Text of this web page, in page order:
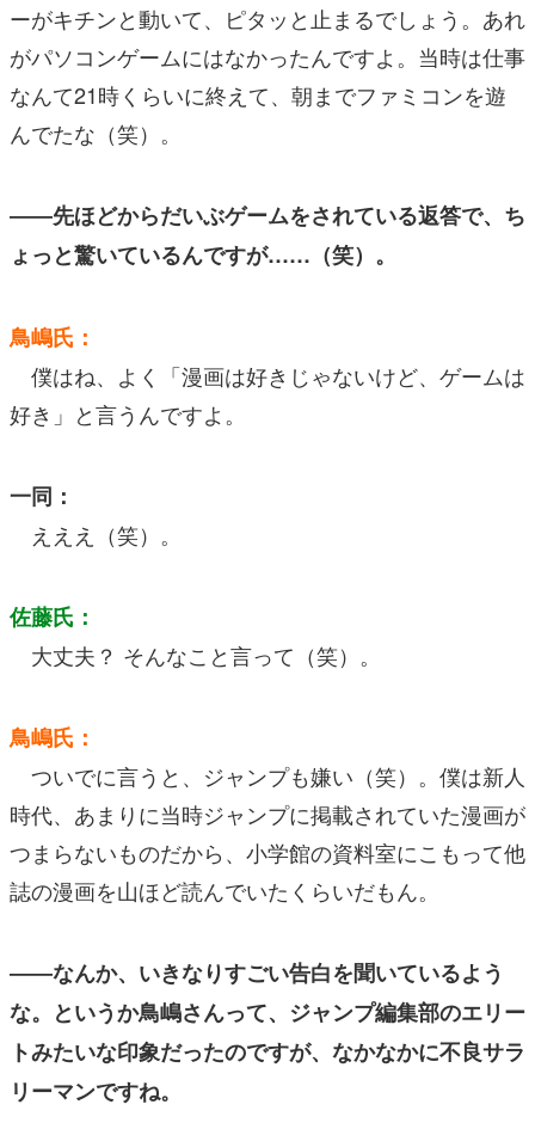
ーがキチンと動いて、ピタッと止まるでしょう。あれ
がパソコンゲームにはなかったんですよ。当時は仕事
なんて21時くらいに終えて、朝までファミコンを遊
んでたな（笑）。
――先ほどからだいぶゲームをされている返答で、ち
ょっと驚いているんですが……（笑）。
鳥嶋氏：
僕はね、よく「漫画は好きじゃないけど、ゲームは
好き」と言うんですよ。
一同：
えええ（笑）。
佐藤氏：
大丈夫？ そんなこと言って（笑）。
鳥嶋氏：
ついでに言うと、ジャンプも嫌い（笑）。僕は新人
時代、あまりに当時ジャンプに掲載されていた漫画が
つまらないものだから、小学館の資料室にこもって他
誌の漫画を山ほど読んでいたくらいだもん。
――なんか、いきなりすごい告白を聞いているよう
な。というか鳥嶋さんって、ジャンプ編集部のエリー
トみたいな印象だったのですが、なかなかに不良サラ
リーマンですね。